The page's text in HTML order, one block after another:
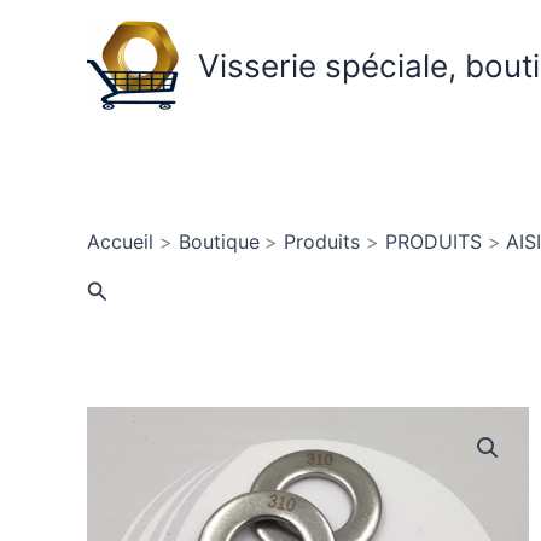
Visserie spéciale,
Accueil Boutique Produits PRODUITS
Rechercher